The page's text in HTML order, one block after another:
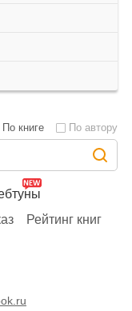
Рейтинг книг
По книге По автору